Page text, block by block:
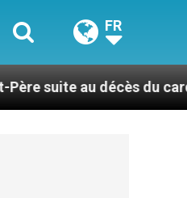
FR
du cardinal Júlio